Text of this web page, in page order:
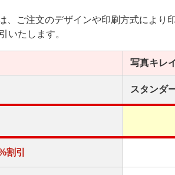
、ご注文のデザインや印刷方式により
いたします。
写真キレ
スタンダ
割引